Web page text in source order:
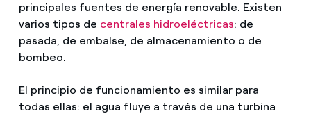
principales fuentes de energía renovable. Existen
varios tipos de centrales hidroeléctricas: de
pasada, de embalse, de almacenamiento o de
bombeo.
El principio de funcionamiento es similar para
todas ellas: el agua fluye a través de una turbina